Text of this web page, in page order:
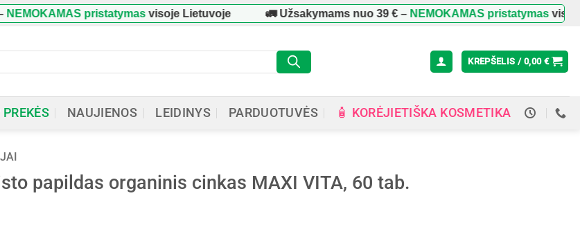
pristatymasvisoje Lietuvoje 🚛 Užsakymams nuo39 €–NEMOKAMAS pristatymasvisoje
KREPŠELIS / 0,00 €
PREKĖS NAUJIENOS LEIDINYS PARDUOTUVĖS 🧴 KORĖJIETIŠKA KOSMETIKA
papildas organinis cinkas MAXI VITA, 60 tab.